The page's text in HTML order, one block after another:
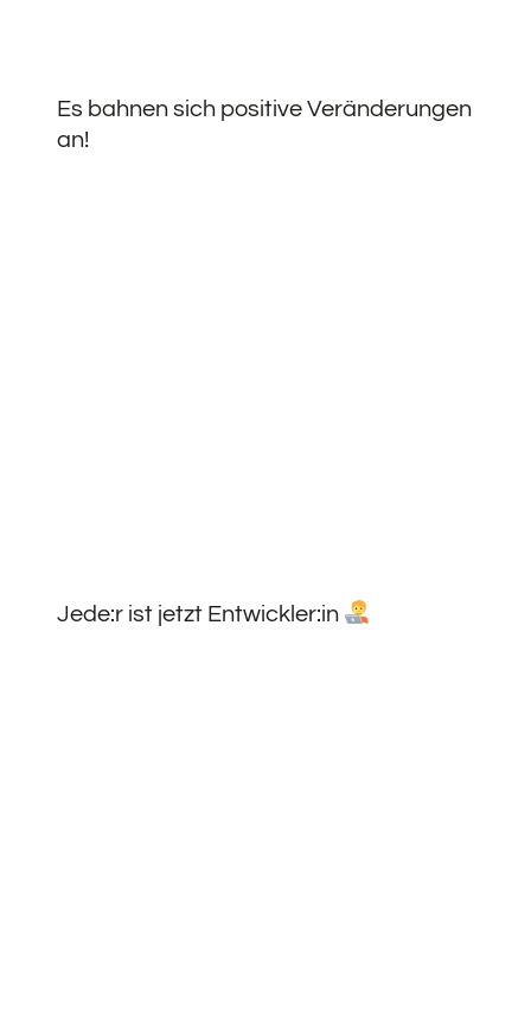
Es bahnen sich positive Veränderungen
an!
Jede:r ist jetzt Entwickler:in